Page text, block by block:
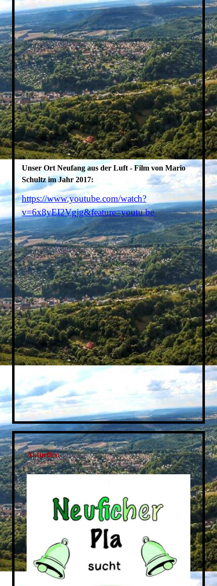
Unser Ort Neufang aus der Luft - Film von Mario
Schultz im Jahr 2017:
https://www.youtube.com/watch?
v=6x8yEI2Vgjg&feature=youtu.be
Aktuelles: